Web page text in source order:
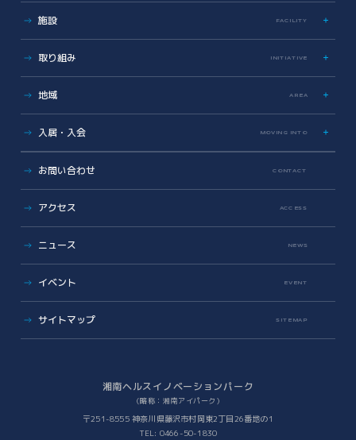
Photo & Movie Library
基本情報資料
運営会社について
こどもとかがくとあいぱーく
プレスリリース
施設 FACILITY
共有設備・スペース
安全対策・環境保全
取り組み INITIATIVE
AI/DX Concierge
コラボレーション支援
共創支援プログラム(CollaboRaising)
オンラインマッチングシステム
iNexS
リーダーズクラブ
Venture Mentoring Service
Incubation Program
社会課題解決
地域 AREA
地域に開かれた湘南アイパーク
地域への報告
入居・入会 MOVING INTO
メンバーシップ入会
入居者コミュニティ
サイエンスカフェ
有志活動(iPass)
アイパーク公認クラブ
お問い合わせ CONTACT
アクセス ACCESS
ニュース NEWS
イベント EVENT
サイトマップ SITEMAP
湘南ヘルスイノベーションパーク
（略称：湘南アイパーク）
〒251-8555 神奈川県藤沢市村岡東2丁目26番地の1
TEL: 0466-50-1830